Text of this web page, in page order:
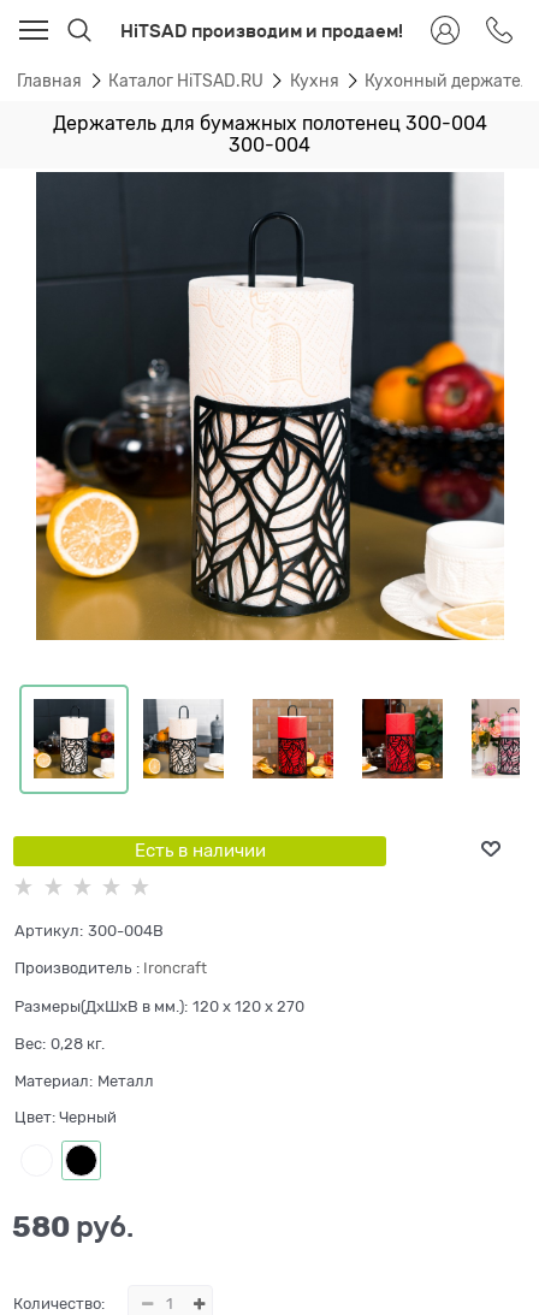
HiTSAD производим и продаем!
Главная Каталог HiTSAD.RU Кухня Кухонный держатель
Держатель для бумажных полотенец 300-004
300-004
Есть в наличии
Артикул: 300-004B
Производитель : Ironcraft
Размеры(ДхШхВ в мм.): 120 x 120 x 270
Вес: 0,28 кг.
Материал: Металл
Цвет: Черный
580 руб.
Количество: